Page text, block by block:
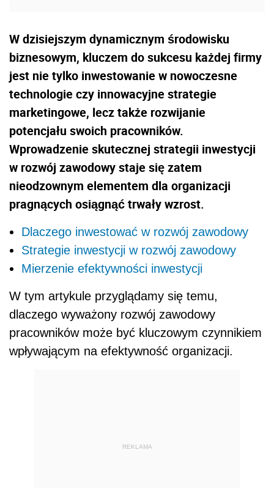
W dzisiejszym dynamicznym środowisku
biznesowym, kluczem do sukcesu każdej firmy
jest nie tylko inwestowanie w nowoczesne
technologie czy innowacyjne strategie
marketingowe, lecz także rozwijanie
potencjału swoich pracowników.
Wprowadzenie skutecznej strategii inwestycji
w rozwój zawodowy staje się zatem
nieodzownym elementem dla organizacji
pragnących osiągnąć trwały wzrost.
Dlaczego inwestować w rozwój zawodowy
Strategie inwestycji w rozwój zawodowy
Mierzenie efektywności inwestycji
W tym artykule przyglądamy się temu,
dlaczego wyważony rozwój zawodowy
pracowników może być kluczowym czynnikiem
wpływającym na efektywność organizacji.
REKLAMA